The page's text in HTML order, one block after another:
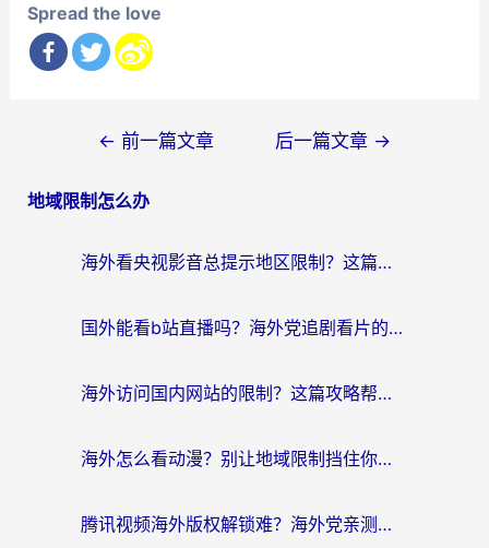
Spread the love
导
← 前一篇文章 后一篇文章 →
地域限制怎么办
海外看央视影音总提示地区限制？这篇教你选对回国加速器，流畅追剧不踩坑
国外能看b站直播吗？海外党追剧看片的终极解决方案来了
海外访问国内网站的限制？这篇攻略帮你无缝解锁12306、12123和国内影音
海外怎么看动漫？别让地域限制挡住你的追番快乐
腾讯视频海外版权解锁难？海外党亲测：选对回国加速器，追剧观影零障碍